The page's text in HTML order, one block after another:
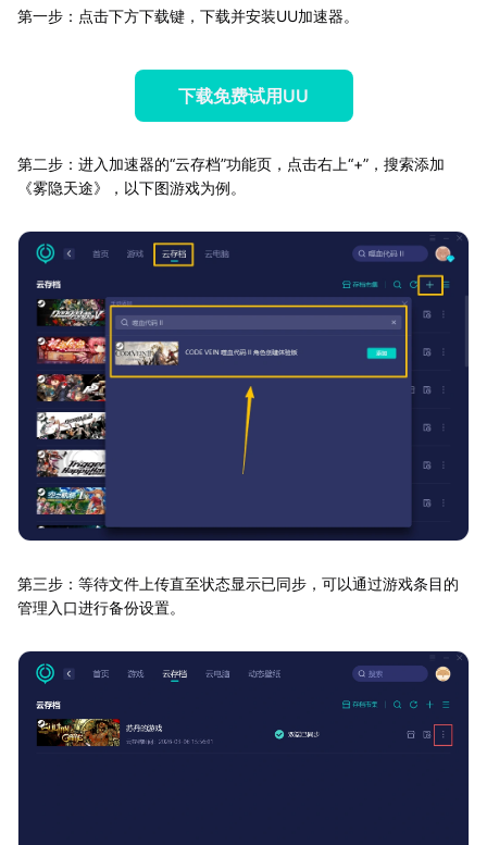
第一步：点击下方下载键，下载并安装UU加速器。
下载免费试用UU
第二步：进入加速器的“云存档”功能页，点击右上“+”，搜索添加
《雾隐天途》，以下图游戏为例。
第三步：等待文件上传直至状态显示已同步，可以通过游戏条目的
管理入口进行备份设置。